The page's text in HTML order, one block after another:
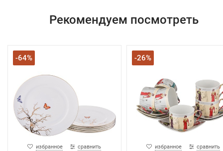
Рекомендуем посмотреть
-64%
избранное сравнить
-26%
избранное сравнить